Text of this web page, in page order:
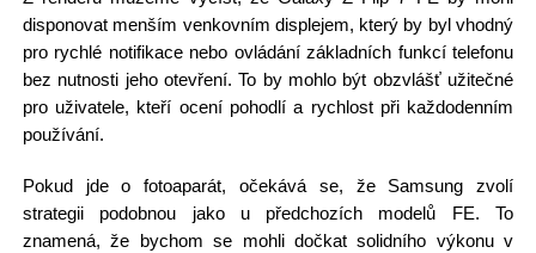
disponovat menším venkovním displejem, který by byl vhodný
pro rychlé notifikace nebo ovládání základních funkcí telefonu
bez nutnosti jeho otevření. To by mohlo být obzvlášť užitečné
pro uživatele, kteří ocení pohodlí a rychlost při každodenním
používání.
Pokud jde o fotoaparát, očekává se, že Samsung zvolí
strategii podobnou jako u předchozích modelů FE. To
znamená, že bychom se mohli dočkat solidního výkonu v